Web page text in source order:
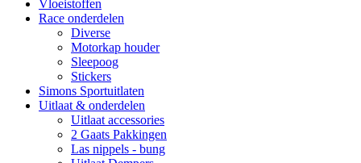
Vloeistoffen
Race onderdelen
Diverse
Motorkap houder
Sleepoog
Stickers
Simons Sportuitlaten
Uitlaat & onderdelen
Uitlaat accessories
2 Gaats Pakkingen
Las nippels - bung